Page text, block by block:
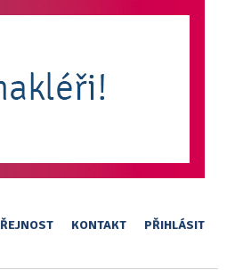
KONTAKT PŘIHLÁSIT